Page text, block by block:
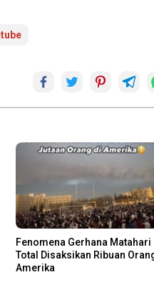
Fenomena Gerhana Matahari
Total Disaksikan Ribuan
Amerika